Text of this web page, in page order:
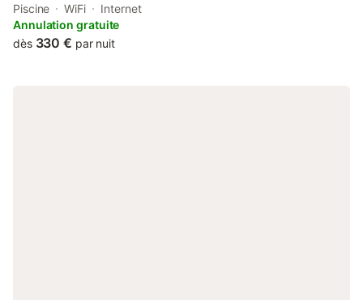
TERRASSES is set in La Valette-du-Var. This 3-star villa offers a
spa experience, with its hot tub and spa facilities.
Piscine WiFi
Internet
Annulation gratuite
dès 330 € par nuit